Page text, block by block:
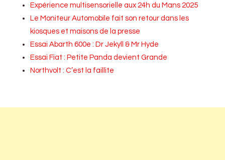
Expérience multisensorielle aux 24h du Mans 2025
Le Moniteur Automobile fait son retour dans les
kiosques et maisons de la presse
Essai Abarth 600e : Dr Jekyll & Mr Hyde
Essai Fiat : Petite Panda devient Grande
Northvolt : C’est la faillite